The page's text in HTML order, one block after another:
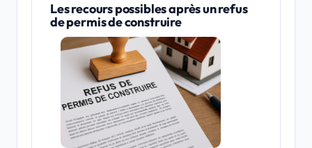
Les recours possibles après un refus
de permis de construire